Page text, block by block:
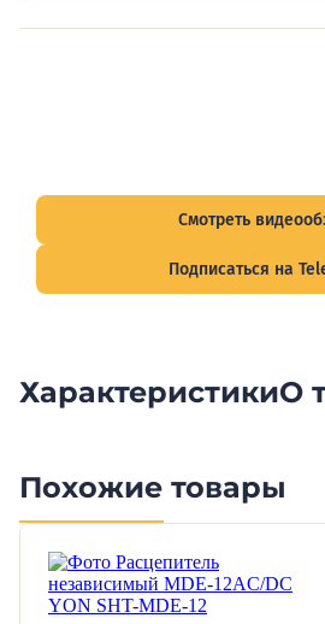
Смотреть
Подписаться на
ХарактеристикиО
Похожие товары